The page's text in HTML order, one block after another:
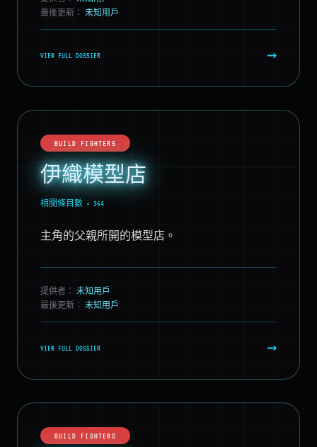
最後更新： 未知用戶
VIEW FULL DOSSIER →
BUILD FIGHTERS
伊織模型店
相關條目數 • 364
主角的父親所開的模型店。
提供者： 未知用戶
最後更新： 未知用戶
VIEW FULL DOSSIER →
BUILD FIGHTERS